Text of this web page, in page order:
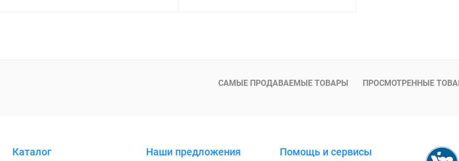
Купить в 1 клик К сравнению Купить в 1 клик К сравнению
САМЫЕ ПРОДАВАЕМЫЕ ТОВАРЫ ПРОСМОТРЕННЫЕ
Каталог Наши предложения Помощь и сервисы